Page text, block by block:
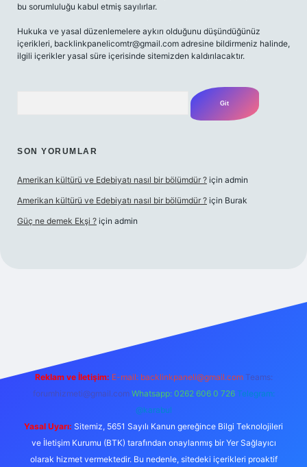
bu sorumluluğu kabul etmiş sayılırlar.
Hukuka ve yasal düzenlemelere aykırı olduğunu düşündüğünüz
içerikleri, backlinkpanelicomtr@gmail.com adresine bildirmeniz halinde,
ilgili içerikler yasal süre içerisinde sitemizden kaldırılacaktır.
SON YORUMLAR
Amerikan kültürü ve Edebiyatı nasıl bir bölümdür ? için admin
Amerikan kültürü ve Edebiyatı nasıl bir bölümdür ? için Burak
Güç ne demek Ekşi ? için admin
Reklam ve İletişim: E-mail: backlinkpaneli@gmail.com Teams:
forumhizmeti@gmail.com Whatsapp: 0262 606 0 726 Telegram:
@karabul
Yasal Uyarı: Sitemiz, 5651 Sayılı Kanun gereğince Bilgi Teknolojileri
ve İletişim Kurumu (BTK) tarafından onaylanmış bir Yer Sağlayıcı
olarak hizmet vermektedir. Bu nedenle, sitedeki içerikleri proaktif